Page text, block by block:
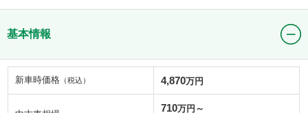
基本情報
新車時価格 （税込） 4,870万円
710万円～